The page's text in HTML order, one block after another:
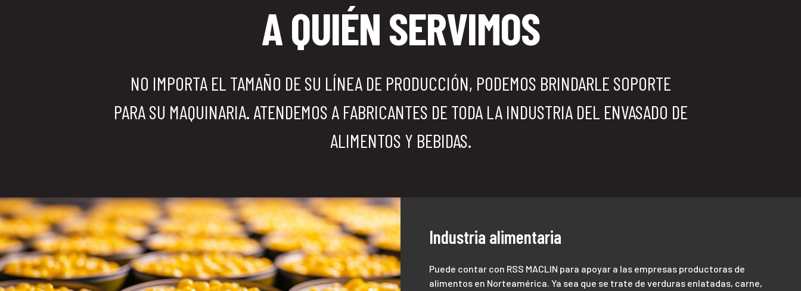
A QUIÉN SERVIMOS
NO IMPORTA EL TAMAÑO DE SU LÍNEA DE PRODUCCIÓN, PODEMOS BRINDARLE SOPORTE
PARA SU MAQUINARIA. ATENDEMOS A FABRICANTES DE TODA LA INDUSTRIA DEL ENVASADO DE
ALIMENTOS Y BEBIDAS.
Industria alimentaria
Puede contar con RSS MACLIN para apoyar a las empresas productoras de
alimentos en Norteamérica. Ya sea que se trate de verduras enlatadas, carne,